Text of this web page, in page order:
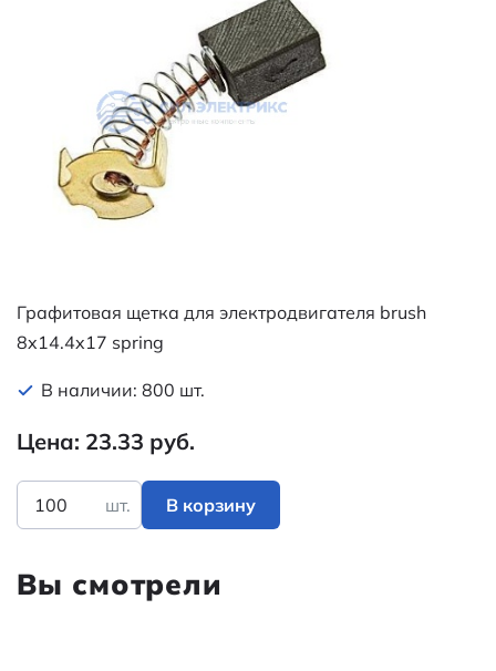
Графитовая щетка для электродвигателя brush
8x14.4x17 spring
В наличии: 800 шт.
Цена: 23.33 руб.
шт. В корзину
Вы смотрели